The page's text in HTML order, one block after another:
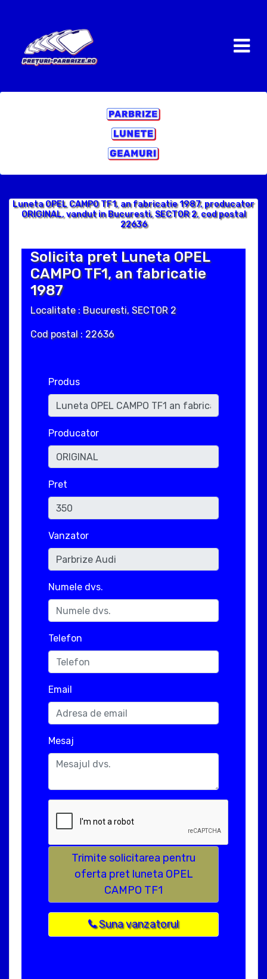
Luneta OPEL CAMPO TF1, an fabricatie 1987, producator
ORIGINAL, vandut in Bucuresti, SECTOR 2, cod postal
22636
Solicita pret Luneta OPEL
CAMPO TF1, an fabricatie
1987
Localitate : Bucuresti, SECTOR 2
Cod postal : 22636
Produs
Producator
Pret
Vanzator
Numele dvs.
Telefon
Email
Mesaj
Trimite solicitarea pentru
oferta pret luneta OPEL
CAMPO TF1
Suna vanzatorul